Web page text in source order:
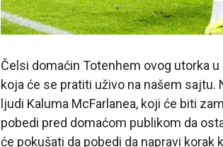
Čelsi domaćin Totenhem ovog utorka
koja će se pratiti uživo na našem sajtu.
ljudi Kaluma McFarlanea, koji će biti
pobedi pred domaćom publikom da
će pokušati da pobedi da napravi korak